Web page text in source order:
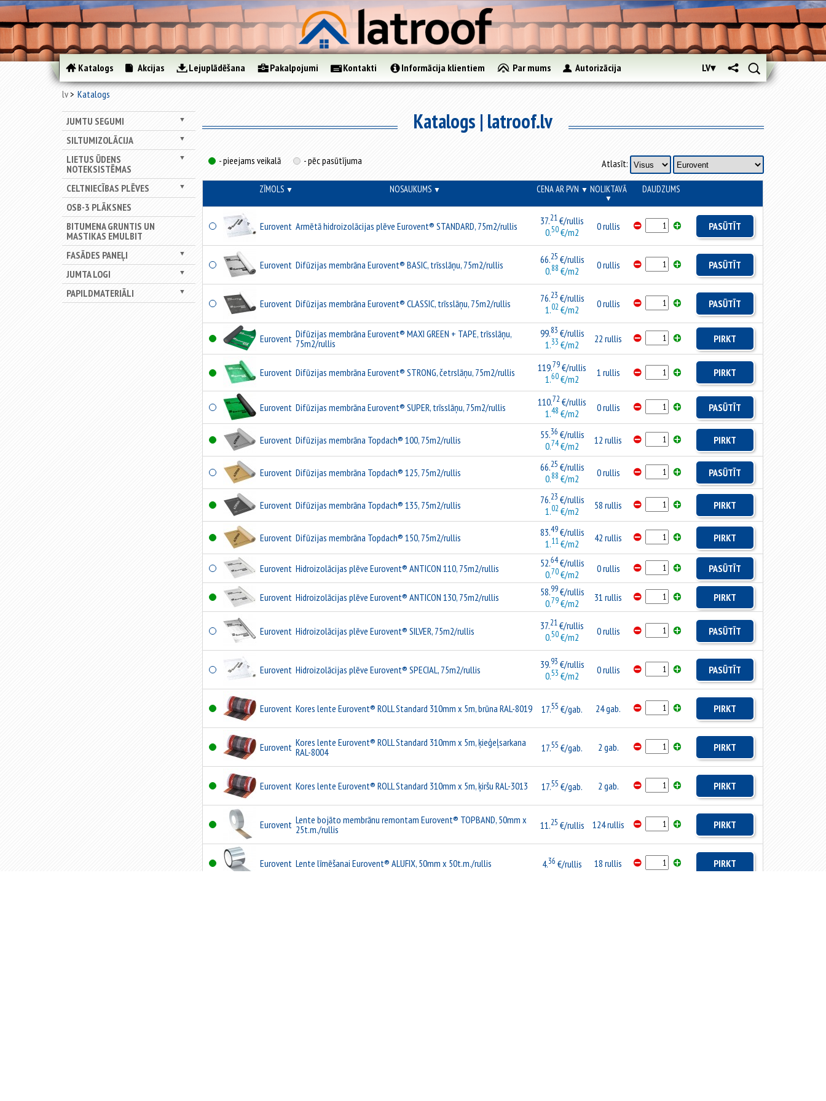
Katalogs Akcijas Lejuplādēšana Pakalpojumi Kontakti Informācija klientiem Par mums Autorizācija LV▾
lv Katalogs
▼
JUMTU SEGUMI
▼
SILTUMIZOLĀCIJA
▼
LIETUS ŪDENS
NOTEKSISTĒMAS
▼
CELTNIECĪBAS PLĒVES
OSB-3 PLĀKSNES
BITUMENA GRUNTIS UN
MASTIKAS EMULBIT
▼
FASĀDES PANEĻI
▼
JUMTA LOGI
▼
PAPILDMATERIĀLI
Katalogs | latroof.lv
- pieejams veikalā - pēc pasūtījuma Atlasīt:
ZĪMOLS ▼ NOSAUKUMS ▼ CENA AR PVN ▼ NOLIKTAVĀ
▼
DAUDZUMS
Eurovent Armētā hidroizolācijas plēve Eurovent® STANDARD, 75m2/rullis 37.21€/rullis
0.50€/m2
0 rullis PASŪTĪT
Eurovent Difūzijas membrāna Eurovent® BASIC, trīsslāņu, 75m2/rullis 66.25 €/rullis
0.88 €/m2
0 rullis PASŪTĪT
Eurovent Difūzijas membrāna Eurovent® CLASSIC, trīsslāņu, 75m2/rullis 76.23 €/rullis
1.02€/m2
0 rullis PASŪTĪT
Eurovent Difūzijas membrāna Eurovent® MAXI GREEN + TAPE, trīsslāņu,
75m2/rullis
99.83 €/rullis
1.33 €/m2
22 rullis PIRKT
Eurovent Difūzijas membrāna Eurovent® STRONG, četrslāņu, 75m2/rullis 119.79€/rullis
1.60€/m2
1 rullis PIRKT
Eurovent Difūzijas membrāna Eurovent® SUPER, trīsslāņu, 75m2/rullis 110.72€/rullis
1.48 €/m2
0 rullis PASŪTĪT
Eurovent Difūzijas membrāna Topdach® 100, 75m2/rullis 55.36 €/rullis
0.74€/m2
12 rullis PIRKT
Eurovent Difūzijas membrāna Topdach® 125, 75m2/rullis 66.25 €/rullis
0.88 €/m2
0 rullis PASŪTĪT
Eurovent Difūzijas membrāna Topdach® 135, 75m2/rullis 76.23 €/rullis
1.02€/m2
58 rullis PIRKT
Eurovent Difūzijas membrāna Topdach® 150, 75m2/rullis 83.49€/rullis
1.11€/m2
42 rullis PIRKT
Eurovent Hidroizolācijas plēve Eurovent® ANTICON 110, 75m2/rullis 52.64€/rullis
0.70€/m2
0 rullis PASŪTĪT
Eurovent Hidroizolācijas plēve Eurovent® ANTICON 130, 75m2/rullis 58.99€/rullis
0.79€/m2
31 rullis PIRKT
Eurovent Hidroizolācijas plēve Eurovent® SILVER, 75m2/rullis 37.21€/rullis
0.50€/m2
0 rullis PASŪTĪT
Eurovent Hidroizolācijas plēve Eurovent® SPECIAL, 75m2/rullis 39.93 €/rullis
0.53 €/m2
0 rullis PASŪTĪT
Eurovent Kores lente Eurovent® ROLL Standard 310mm x 5m, brūna RAL-8019 17.55 €/gab. 24 gab. PIRKT
Eurovent Kores lente Eurovent® ROLL Standard 310mm x 5m, ķieģeļsarkana
RAL-8004
17.55 €/gab. 2 gab. PIRKT
Eurovent Kores lente Eurovent® ROLL Standard 310mm x 5m, ķiršu RAL-3013 17.55 €/gab. 2 gab. PIRKT
Eurovent Lente bojāto membrānu remontam Eurovent® TOPBAND, 50mm x
25t.m./rullis
11.25 €/rullis 124 rullis PIRKT
Eurovent Lente līmēšanai Eurovent® ALUFIX, 50mm x 50t.m./rullis 4.36 €/rullis 18 rullis PIRKT